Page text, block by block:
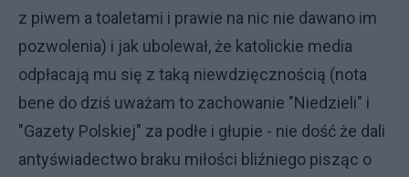
z piwem a toaletami i prawie na nic nie dawano im
pozwolenia) i jak ubolewał, że katolickie media
odpłacają mu się z taką niewdzięcznością (nota
bene do dziś uważam to zachowanie "Niedzieli" i
"Gazety Polskiej" za podłe i głupie - nie dość że dali
antyświadectwo braku miłości bliźniego pisząc o